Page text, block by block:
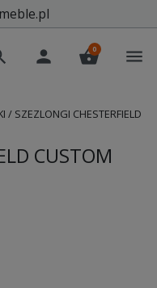
person shopping_basket
0 menu
/ SZEZLONGI CHESTERFIELD
CUSTOM